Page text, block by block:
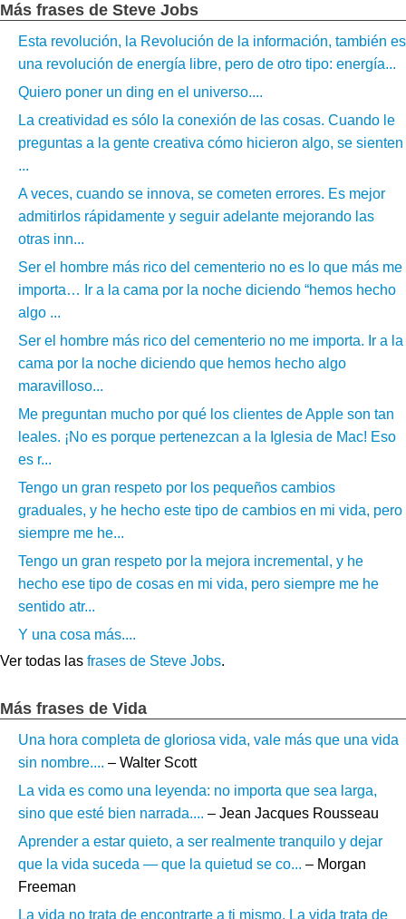
Más frases de Steve Jobs
Esta revolución, la Revolución de la información, también es
una revolución de energía libre, pero de otro tipo: energía...
Quiero poner un ding en el universo....
La creatividad es sólo la conexión de las cosas. Cuando le
preguntas a la gente creativa cómo hicieron algo, se sienten
...
A veces, cuando se innova, se cometen errores. Es mejor
admitirlos rápidamente y seguir adelante mejorando las
otras inn...
Ser el hombre más rico del cementerio no es lo que más me
importa… Ir a la cama por la noche diciendo “hemos hecho
algo ...
Ser el hombre más rico del cementerio no me importa. Ir a la
cama por la noche diciendo que hemos hecho algo
maravilloso...
Me preguntan mucho por qué los clientes de Apple son tan
leales. ¡No es porque pertenezcan a la Iglesia de Mac! Eso
es r...
Tengo un gran respeto por los pequeños cambios
graduales, y he hecho este tipo de cambios en mi vida, pero
siempre me he...
Tengo un gran respeto por la mejora incremental, y he
hecho ese tipo de cosas en mi vida, pero siempre me he
sentido atr...
Y una cosa más....
Ver todas las frases de Steve Jobs.
Más frases de Vida
Una hora completa de gloriosa vida, vale más que una vida
sin nombre.... – Walter Scott
La vida es como una leyenda: no importa que sea larga,
sino que esté bien narrada.... – Jean Jacques Rousseau
Aprender a estar quieto, a ser realmente tranquilo y dejar
que la vida suceda — que la quietud se co... – Morgan
Freeman
La vida no trata de encontrarte a ti mismo. La vida trata de